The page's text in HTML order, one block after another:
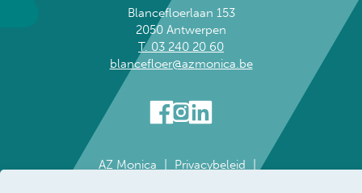
Blancefloerlaan 153
2050 Antwerpen
T. 03 240 20 60
blancefloer@azmonica.be
AZ Monica
Privacybeleid